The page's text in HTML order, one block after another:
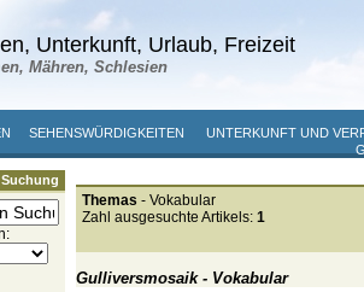
Unterkunft, Urlaub, Freizeit
Mähren, Schlesien
SEHENSWÜRDIGKEITEN
UNTERKUNFT UND
Themas - Vokabular
Zahl ausgesuchte Artikels: 1
Gulliversmosaik - Vokabular